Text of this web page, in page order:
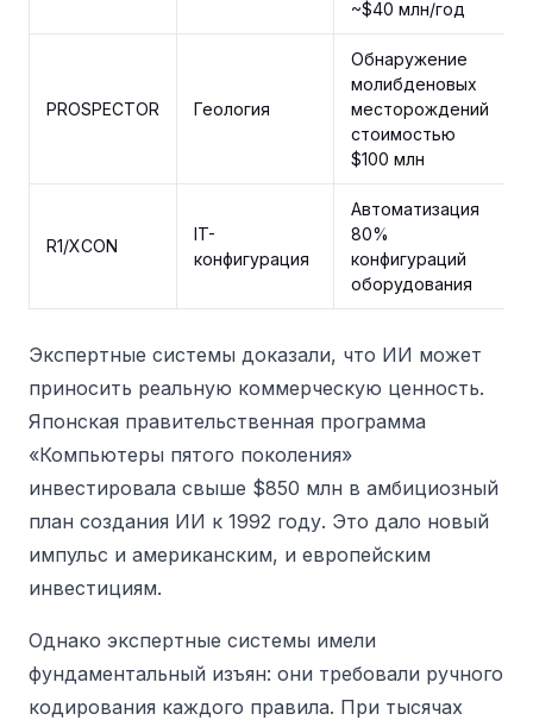
~$40 млн/год
PROSPECTOR Геология
Обнаружение
молибденовых
месторождений
стоимостью
$100 млн
R1/XCON
IT-
конфигурация
Автоматизация
80%
конфигураций
оборудования
Экспертные системы доказали, что ИИ может
приносить реальную коммерческую ценность.
Японская правительственная программа
«Компьютеры пятого поколения»
инвестировала свыше $850 млн в амбициозный
план создания ИИ к 1992 году. Это дало новый
импульс и американским, и европейским
инвестициям.
Однако экспертные системы имели
фундаментальный изъян: они требовали ручного
кодирования каждого правила. При тысячах